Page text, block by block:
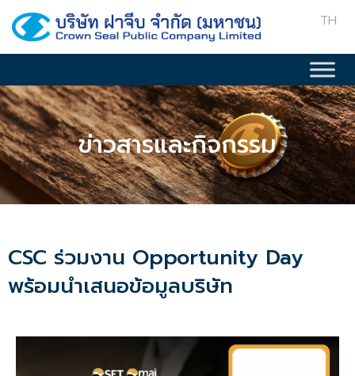
TH
ข่าวสารและกิจกรรม
CSC ร่วมงาน Opportunity Day
พร้อมนำเสนอข้อมูลบริษัท